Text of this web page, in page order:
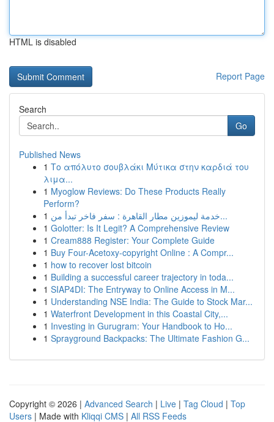
HTML is disabled
Report Page
Search
Go
Published News
1 Το απόλυτο σουβλάκι Μύτικα στην καρδιά του
λιμα...
1 Myoglow Reviews: Do These Products Really
Perform?
1
خدمة ليموزين مطار القاهرة : سفر فاخر تبدأ من...
1 Golotter: Is It Legit? A Comprehensive Review
1 Cream888 Register: Your Complete Guide
1 Buy Four-Acetoxy-copyright Online : A Compr...
1 how to recover lost bitcoin
1 Building a successful career trajectory in toda...
1 SIAP4DI: The Entryway to Online Access in M...
1 Understanding NSE India: The Guide to Stock Mar...
1 Waterfront Development in this Coastal City,...
1 Investing in Gurugram: Your Handbook to Ho...
1 Sprayground Backpacks: The Ultimate Fashion G...
Copyright © 2026 | Advanced Search | Live | Tag Cloud | Top
Users | Made with Kliqqi CMS | All RSS Feeds